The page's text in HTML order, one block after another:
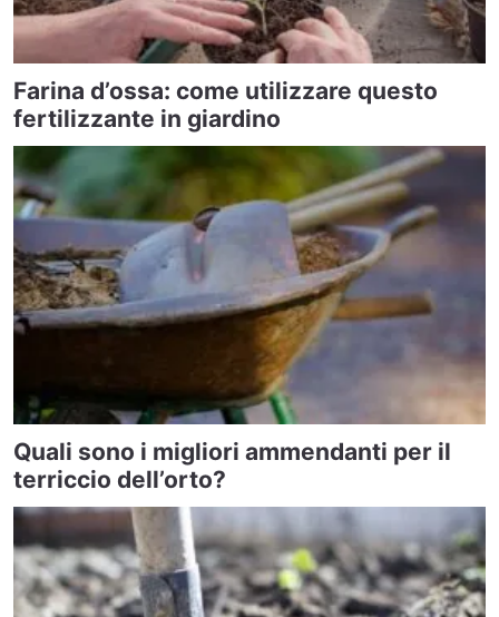
Farina d’ossa: come utilizzare questo
fertilizzante in giardino
Quali sono i migliori ammendanti per il
terriccio dell’orto?